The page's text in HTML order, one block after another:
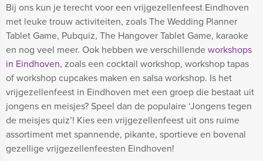
Bij ons kun je terecht voor een vrijgezellenfeest Eindhoven
met leuke trouw activiteiten, zoals The Wedding Planner
Tablet Game, Pubquiz, The Hangover Tablet Game, karaoke
en nog veel meer. Ook hebben we verschillendeworkshops
in Eindhoven, zoals een cocktail workshop, workshop tapas
of workshop cupcakes maken en salsa workshop. Is het
vrijgezellenfeest in Eindhoven met een groep die bestaat uit
jongens en meisjes? Speel dan de populaire ‘Jongens tegen
de meisjes quiz’! Kies een vrijgezellenfeest uit ons ruime
assortiment met spannende, pikante, sportieve en bovenal
gezellige vrijgezellenfeesten Eindhoven!